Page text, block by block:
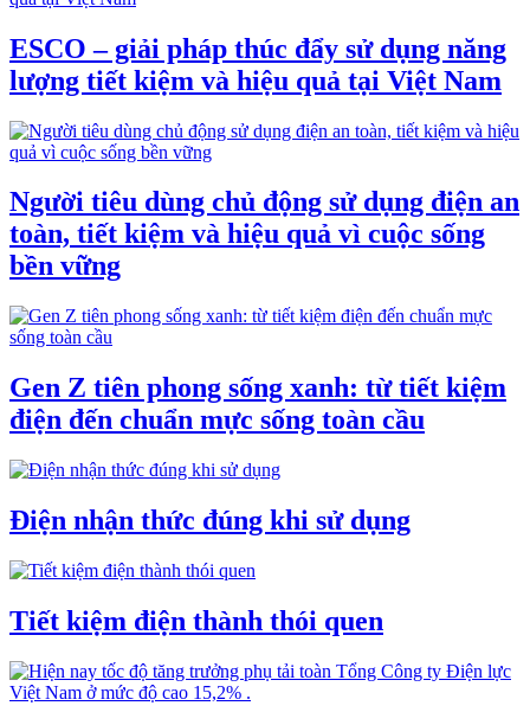
ESCO – giải pháp thúc đẩy sử dụng năng
lượng tiết kiệm và hiệu quả tại Việt Nam
Người tiêu dùng chủ động sử dụng điện an
toàn, tiết kiệm và hiệu quả vì cuộc sống
bền vững
Gen Z tiên phong sống xanh: từ tiết kiệm
điện đến chuẩn mực sống toàn cầu
Điện nhận thức đúng khi sử dụng
Tiết kiệm điện thành thói quen